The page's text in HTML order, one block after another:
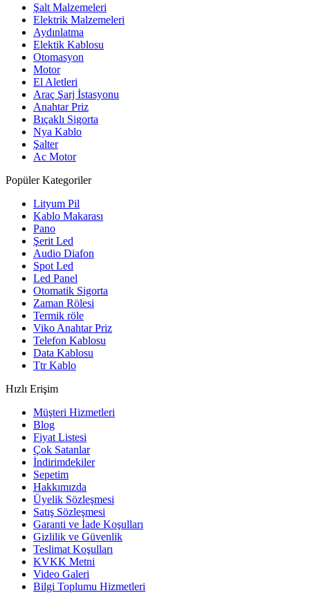
Şalt Malzemeleri
Elektrik Malzemeleri
Aydınlatma
Elektik Kablosu
Otomasyon
Motor
El Aletleri
Araç Şarj İstasyonu
Anahtar Priz
Bıçaklı Sigorta
Nya Kablo
Şalter
Ac Motor
Popüler Kategoriler
Lityum Pil
Kablo Makarası
Pano
Şerit Led
Audio Diafon
Spot Led
Led Panel
Otomatik Sigorta
Zaman Rölesi
Termik röle
Viko Anahtar Priz
Telefon Kablosu
Data Kablosu
Ttr Kablo
Hızlı Erişim
Müşteri Hizmetleri
Blog
Fiyat Listesi
Çok Satanlar
İndirimdekiler
Sepetim
Hakkımızda
Üyelik Sözleşmesi
Satış Sözleşmesi
Garanti ve İade Koşulları
Gizlilik ve Güvenlik
Teslimat Koşulları
KVKK Metni
Video Galeri
Bilgi Toplumu Hizmetleri